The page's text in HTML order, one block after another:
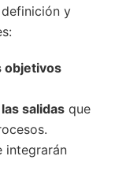
y
objetivos
salidas que
integrarán